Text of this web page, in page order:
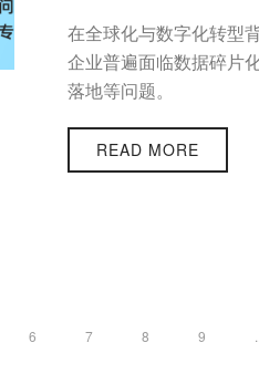
在全球化与数字化转型
企业普遍面临数据碎片
落地等问题。
READ MORE
6 7 8 9